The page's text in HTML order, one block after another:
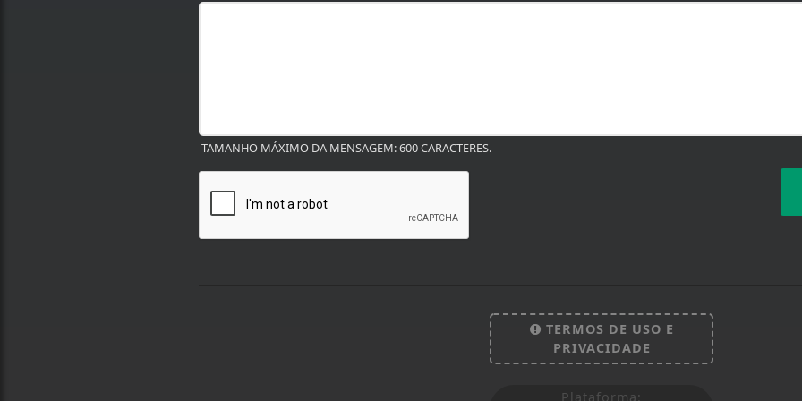
TAMANHO MÁXIMO DA MENSAGEM: 600 CARACTERES.
TERMOS DE USO E
PRIVACIDADE
Plataforma: